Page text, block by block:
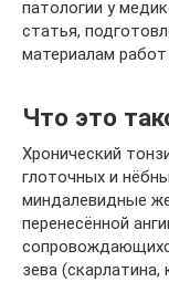
патологии у
статья,
материалам
Что это
Хронический
глоточных и
миндалевидные
перенесённой
зева (скарлатина,